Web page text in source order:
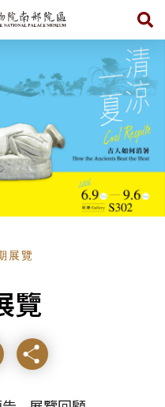
展覽
覽
分享